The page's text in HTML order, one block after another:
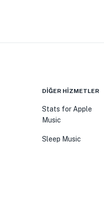
DIĞER HIZMETLER
Stats for Apple
Music
Sleep Music